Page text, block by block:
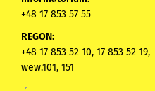
+48 17 853 57 55
REGON:
+48 17 853 52 10, 17 853 52 19,
wew.101, 151